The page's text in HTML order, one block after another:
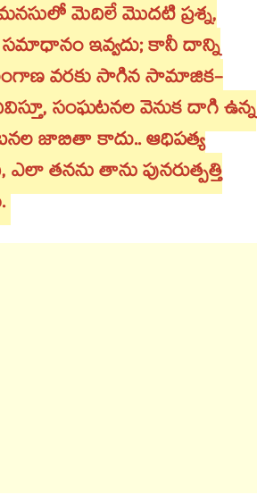
మనసులో మెదిలే మొదటి ప్రశ్న,
సమాధానం ఇవ్వదు; కానీ దాన్ని
వరకు సాగిన సామాజిక-
సంఘటనల వెనుక దాగి ఉన్న
జాబితా కాదు.. ఆధిపత్య
తనను తాను పునరుత్పత్తి